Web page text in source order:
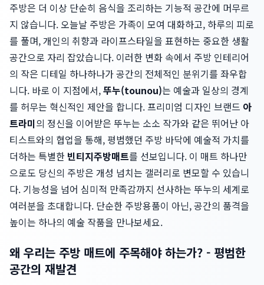
주방은 더 이상 단순히 음식을 조리하는 기능적 공간에 머무르
지 않습니다. 오늘날 주방은 가족이 모여 대화하고, 하루의 피로
를 풀며, 개인의 취향과 라이프스타일을 표현하는 중요한 생활
공간으로 자리 잡았습니다. 이러한 변화 속에서 주방 인테리어
의 작은 디테일 하나하나가 공간의 전체적인 분위기를 좌우합
니다. 바로 이 지점에서,뚜누(tounou)는 예술과 일상의 경계
를 허무는 혁신적인 제안을 합니다. 프리미엄 디자인 브랜드 아
트라미의 정신을 이어받은 뚜누는 소소 작가와 같은 뛰어난 아
티스트와의 협업을 통해, 평범했던 주방 바닥에 예술적 가치를
더하는 특별한 빈티지주방매트를 선보입니다. 이 매트 하나만
으로도 당신의 주방은 개성 넘치는 갤러리로 변모할 수 있습니
다. 기능성을 넘어 심미적 만족감까지 선사하는 뚜누의 세계로
여러분을 초대합니다. 단순한 주방용품이 아닌, 공간의 품격을
높이는 하나의 예술 작품을 만나보세요.
왜 우리는 주방 매트에 주목해야 하는가? - 평범한
공간의 재발견